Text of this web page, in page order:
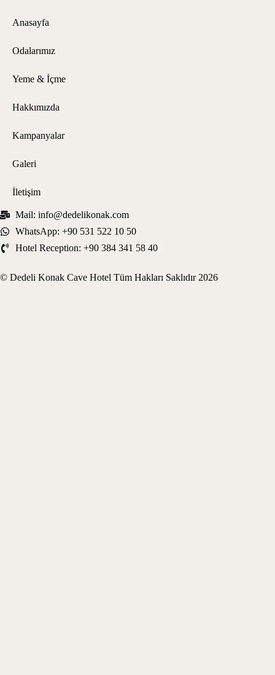
Anasayfa
Odalarımız
Yeme & İçme
Hakkımızda
Kampanyalar
Galeri
İletişim
Mail: info@dedelikonak.com
WhatsApp: +90 531 522 10 50
Hotel Reception: +90 384 341 58 40
© Dedeli Konak Cave Hotel Tüm Hakları Saklıdır 2026